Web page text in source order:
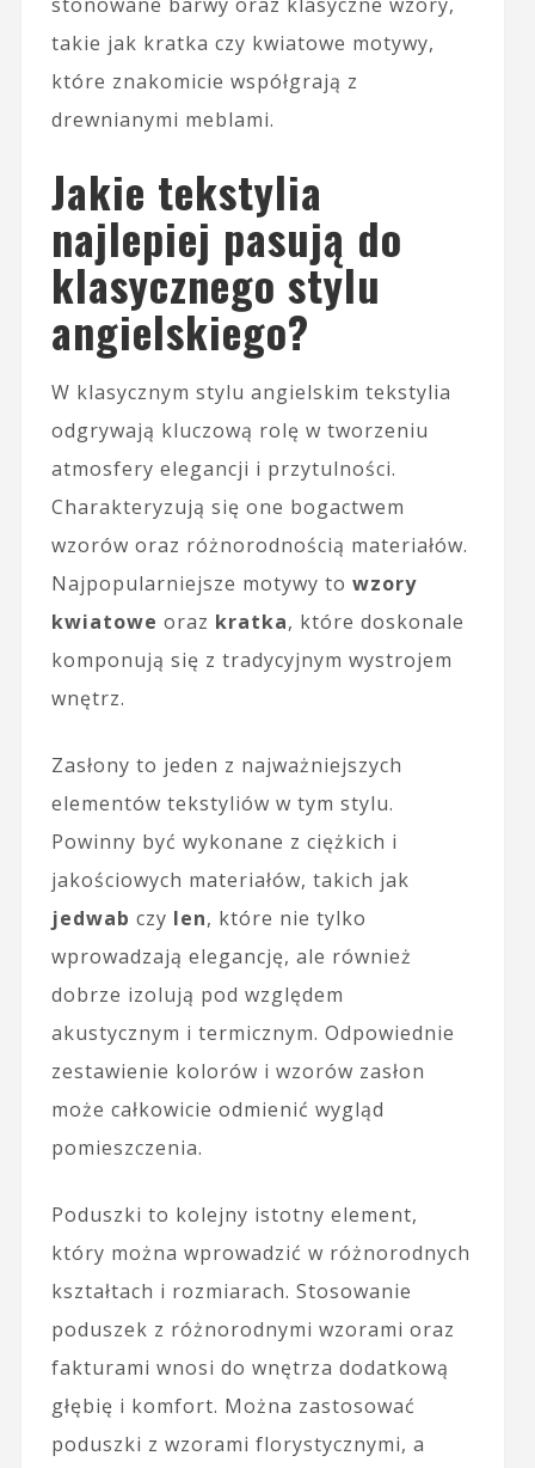
takie jak kratka czy kwiatowe motywy,
które znakomicie współgrają z
drewnianymi meblami.
Jakie tekstylia
najlepiej pasują do
klasycznego stylu
angielskiego?
W klasycznym stylu angielskim tekstylia
odgrywają kluczową rolę w tworzeniu
atmosfery elegancji i przytulności.
Charakteryzują się one bogactwem
wzorów oraz różnorodnością materiałów.
Najpopularniejsze motywy to wzory
kwiatowe oraz kratka, które doskonale
komponują się z tradycyjnym wystrojem
wnętrz.
Zasłony to jeden z najważniejszych
elementów tekstyliów w tym stylu.
Powinny być wykonane z ciężkich i
jakościowych materiałów, takich jak
jedwab czy len, które nie tylko
wprowadzają elegancję, ale również
dobrze izolują pod względem
akustycznym i termicznym. Odpowiednie
zestawienie kolorów i wzorów zasłon
może całkowicie odmienić wygląd
pomieszczenia.
Poduszki to kolejny istotny element,
który można wprowadzić w różnorodnych
kształtach i rozmiarach. Stosowanie
poduszek z różnorodnymi wzorami oraz
fakturami wnosi do wnętrza dodatkową
głębię i komfort. Można zastosować
poduszki z wzorami florystycznymi, a